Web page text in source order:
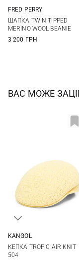
FRED PERRY
ШАПКА TWIN TIPPED
MERINO WOOL BEANIE
3 200 ГРН
ВАС МОЖЕ
KANGOL
КЕПКА TROPIC AIR KNIT
504